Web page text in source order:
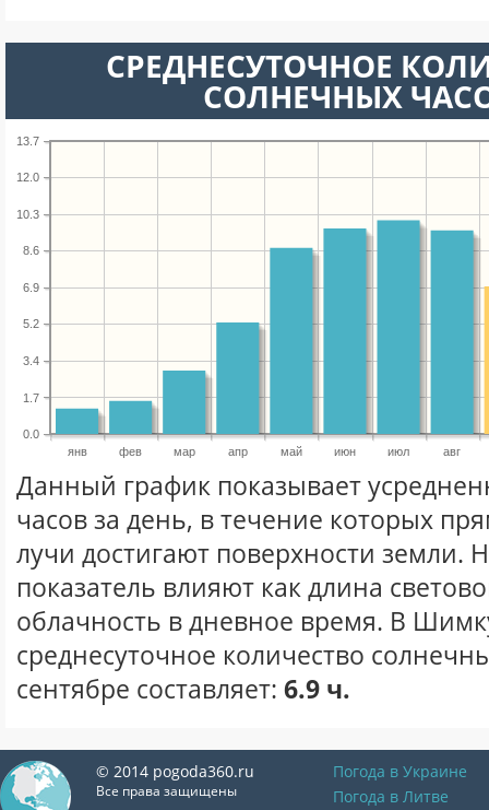
СРЕДНЕСУТОЧНОЕ
СОЛНЕЧНЫХ
янв фев мар апр май июн июл авг
0.0
1.7
3.4
5.2
6.9
8.6
10.3
12.0
13.7
Данный график показывает
часов за день, в течение которых
лучи достигают поверхности земли.
показатель влияют как длина
облачность в дневное время. В
среднесуточное количество
сентябре составляет: 6.9 ч.
© 2014 pogoda360.ru
Все права защищены
Погода в Украине
Погода в Литве